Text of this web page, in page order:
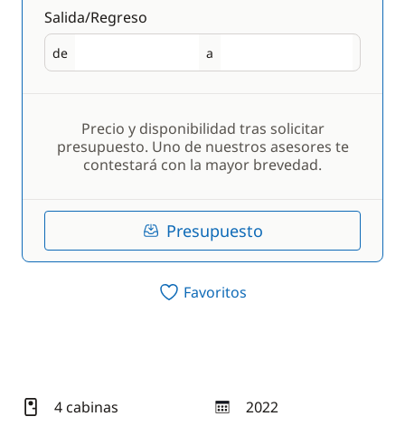
Salida/Regreso
de
Salida a
Regreso
Precio y disponibilidad tras solicitar
presupuesto. Uno de nuestros asesores te
contestará con la mayor brevedad.
Presupuesto
Favoritos
4 cabinas 2022
año